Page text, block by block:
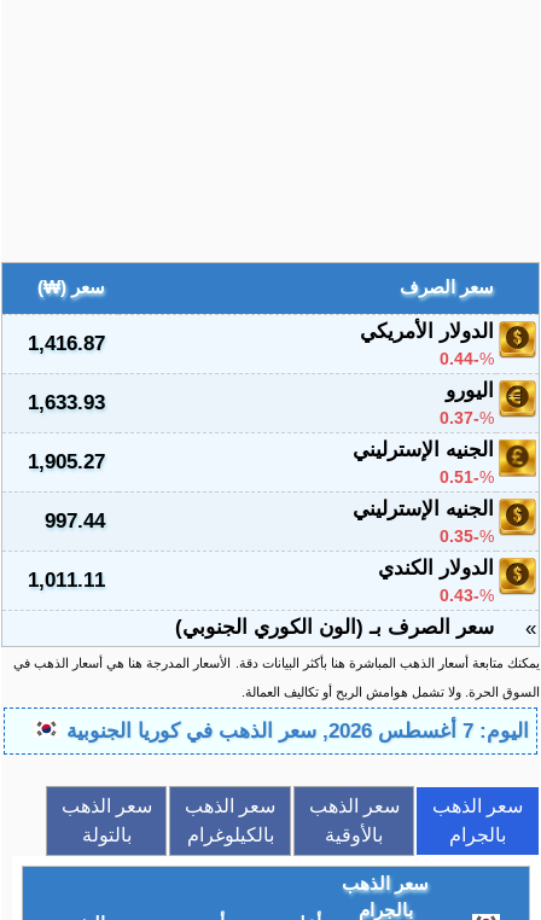
سعر الصرف سعر (₩)
الدولار الأمريكي
%
-0.44
1,416.87
اليورو
%
-0.37
1,633.93
الجنيه الإسترليني
%
-0.51
1,905.27
الجنيه الإسترليني
%
-0.35
997.44
الدولار الكندي
%
-0.43
1,011.11
» سعر الصرف بـ (الون الكوري الجنوبي)
يمكنك متابعة أسعار الذهب المباشرة هنا بأكثر البيانات دقة.
الأسعار المدرجة هنا هي أسعار الذهب في
السوق الحرة. ولا تشمل هوامش الربح أو تكاليف العمالة.
اليوم: 7 أغسطس 2026, سعر الذهب في كوريا الجنوبية
سعر الذهب
بالجرام
سعر الذهب
بالأوقية
سعر الذهب
بالكيلوغرام
سعر الذهب
بالتولة
سعر الذهب
بالجرام